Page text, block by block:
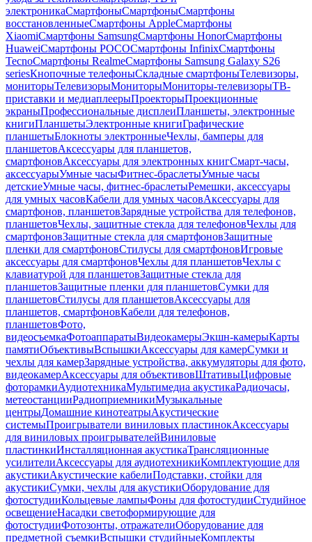
электроникаСмартфоныСмартфоныСмартфоны
восстановленныеСмартфоны AppleСмартфоны
XiaomiСмартфоны SamsungСмартфоны HonorСмартфоны
HuaweiСмартфоны POCOСмартфоны InfinixСмартфоны
TecnoСмартфоны RealmeСмартфоны Samsung Galaxy S26
seriesКнопочные телефоныСкладные смартфоныТелевизоры,
мониторыТелевизорыМониторыМониторы-телевизорыТВ-
приставки и медиаплеерыПроекторыПроекционные
экраныПрофессиональные дисплеиПланшеты, электронные
книгиПланшетыЭлектронные книгиГрафические
планшетыБлокноты электронныеЧехлы, бамперы для
планшетовАксессуары для планшетов,
смартфоновАксессуары для электронных книгСмарт-часы,
аксессуарыУмные часыФитнес-браслетыУмные часы
детскиеУмные часы, фитнес-браслетыРемешки, аксессуары
для умных часовКабели для умных часовАксессуары для
смартфонов, планшетовЗарядные устройства для телефонов,
планшетовЧехлы, защитные стекла для телефоновЧехлы для
смартфоновЗащитные стекла для смартфоновЗащитные
пленки для смартфоновСтилусы для смартфоновИгровые
аксессуары для смартфоновЧехлы для планшетовЧехлы с
клавиатурой для планшетовЗащитные стекла для
планшетовЗащитные пленки для планшетовСумки для
планшетовСтилусы для планшетовАксессуары для
планшетов, смартфоновКабели для телефонов,
планшетовФото,
видеосъемкаФотоаппаратыВидеокамерыЭкшн-камерыКарты
памятиОбъективыВспышкиАксессуары для камерСумки и
чехлы для камерЗарядные устройства, аккумуляторы для фото,
видеокамерАксессуары для объективовШтативыЦифровые
фоторамкиАудиотехникаМультимедиа акустикаРадиочасы,
метеостанцииРадиоприемникиМузыкальные
центрыДомашние кинотеатрыАкустические
системыПроигрыватели виниловых пластинокАксессуары
для виниловых проигрывателейВиниловые
пластинкиИнсталляционная акустикаТрансляционные
усилителиАксессуары для аудиотехникиКомплектующие для
акустикиАкустические кабелиПодставки, стойки для
акустикиСумки, чехлы для акустикиОборудование для
фотостудииКольцевые лампыФоны для фотостудииСтудийное
освещениеНасадки светоформирующие для
фотостудииФотозонты, отражателиОборудование для
предметной съемкиВспышки студийныеКомплекты